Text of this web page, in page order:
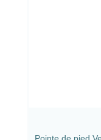
Pointe de pied